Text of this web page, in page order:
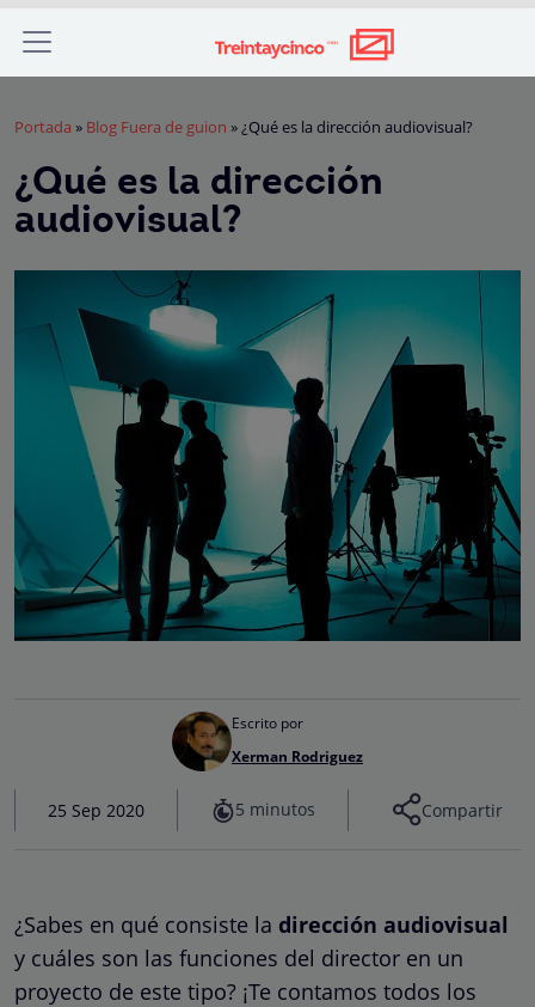
Portada » Blog Fuera de guion »¿Qué es la dirección audiovisual?
¿Qué es la dirección
audiovisual?
Escrito por
Xerman Rodriguez
25 Sep 2020 5 minutos Compartir
¿Sabes en qué consiste la dirección audiovisual
y cuáles son las funciones del director en un
proyecto de este tipo? ¡Te contamos todos los